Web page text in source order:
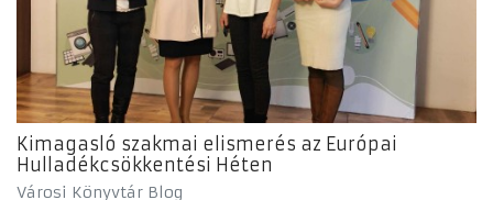
Kimagasló szakmai elismerés az Európai
Hulladékcsökkentési Héten
Városi Könyvtár Blog